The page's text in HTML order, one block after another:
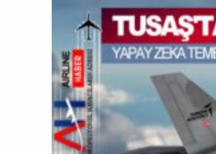
12:00
11:00